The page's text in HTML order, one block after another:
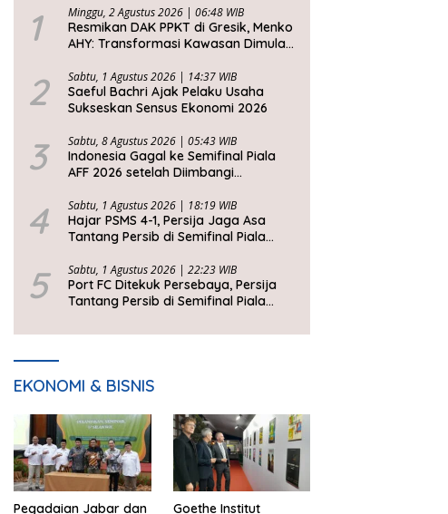
1 Minggu, 2 Agustus 2026 | 06:48 WIB
Resmikan DAK PPKT di Gresik, Menko
AHY: Transformasi Kawasan Dimulai
2 Sabtu, 1 Agustus 2026 | 14:37 WIB
Saeful Bachri Ajak Pelaku Usaha
Sukseskan Sensus Ekonomi 2026
3 Sabtu, 8 Agustus 2026 | 05:43 WIB
Indonesia Gagal ke Semifinal Piala
AFF 2026 setelah Diimbangi
Beruntung
4 Sabtu, 1 Agustus 2026 | 18:19 WIB
Hajar PSMS 4-1, Persija Jaga Asa
Tantang Persib di Semifinal Piala
5 Sabtu, 1 Agustus 2026 | 22:23 WIB
Port FC Ditekuk Persebaya, Persija
Tantang Persib di Semifinal Piala
EKONOMI & BISNIS
Pegadaian Jabar dan
Goethe Institut